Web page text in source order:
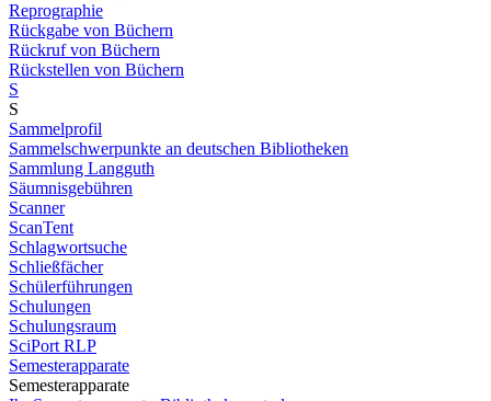
Reprographie
Rückgabe von Büchern
Rückruf von Büchern
Rückstellen von Büchern
S
S
Sammelprofil
Sammelschwerpunkte an deutschen Bibliotheken
Sammlung Langguth
Säumnisgebühren
Scanner
ScanTent
Schlagwortsuche
Schließfächer
Schülerführungen
Schulungen
Schulungsraum
SciPort RLP
Semesterapparate
Semesterapparate